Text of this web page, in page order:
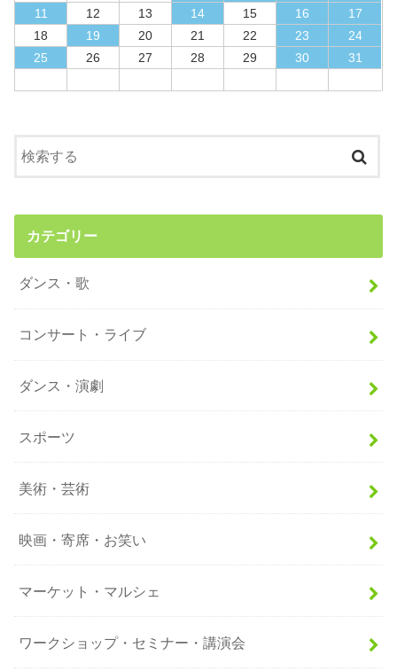
11
12 13 14 15 16
17
18
19 20 21 22 23
24
25
26 27 28 29 30 31
カテゴリー
ダンス・歌
コンサート・ライブ
ダンス・演劇
スポーツ
美術・芸術
映画・寄席・お笑い
マーケット・マルシェ
ワークショップ・セミナー・講演会